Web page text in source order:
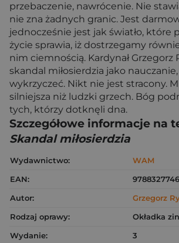
przebaczenie, nawrócenie. Nie
nie zna żadnych granic. Jest
jednocześnie jest jak światło, które
życie sprawia, iż dostrzegamy
nim ciemnością. Kardynał Grzegorz
skandal miłosierdzia jako
wykrzyczeć. Nikt nie jest stracony.
silniejsza niż ludzki grzech. Bóg
tych, którzy dotknęli dna.
Szczegółowe informacje na
Skandal miłosierdzia
Wydawnictwo:
WAM
EAN:
Autor:
Grzegorz
Rodzaj oprawy:
Okładka
Wydanie:
3